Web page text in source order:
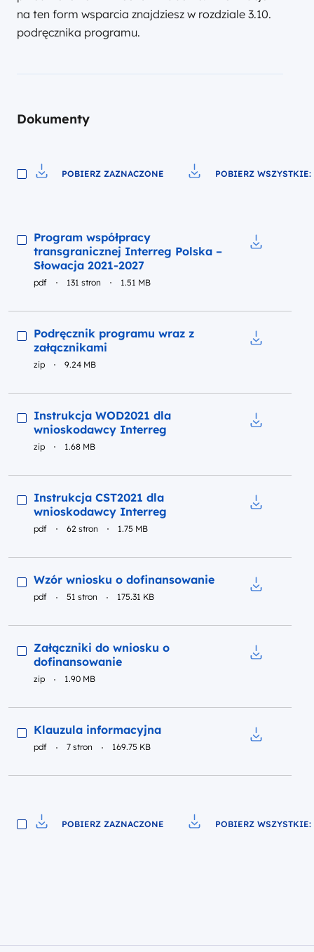
na ten form wsparcia znajdziesz w rozdziale 3.10.
podręcznika programu.
Dokumenty
POBIERZ ZAZNACZONE POBIERZ WSZYSTKIE:
Podgląd
Program współpracy
transgranicznej Interreg Polska –
Słowacja 2021-2027
pdf 131 stron 1.51 MB
Podgląd
Podręcznik programu wraz z
załącznikami
zip 9.24 MB
Podgląd
Instrukcja WOD2021 dla
wnioskodawcy Interreg
zip 1.68 MB
Podgląd
Instrukcja CST2021 dla
wnioskodawcy Interreg
pdf 62 stron 1.75 MB
Podgląd
Wzór wniosku o dofinansowanie
pdf 51 stron 175.31 KB
Podgląd
Załączniki do wniosku o
dofinansowanie
zip 1.90 MB
Podgląd
Klauzula informacyjna
pdf 7 stron 169.75 KB
POBIERZ ZAZNACZONE POBIERZ WSZYSTKIE: